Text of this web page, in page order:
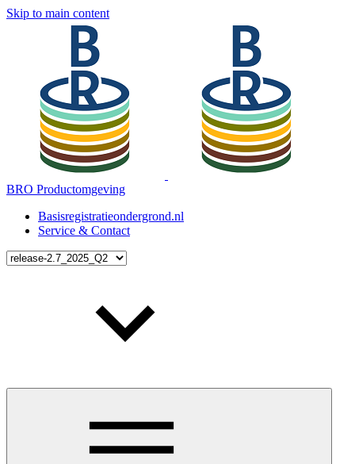
Skip to main content
BRO Productomgeving
Basisregistratieondergrond.nl
Service & Contact